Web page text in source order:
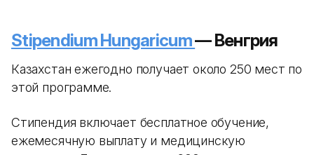
Stipendium Hungaricum— Венгрия
Казахстан ежегодно получает около 250 мест по
этой программе.
Стипендия включает бесплатное обучение,
ежемесячную выплату и медицинскую